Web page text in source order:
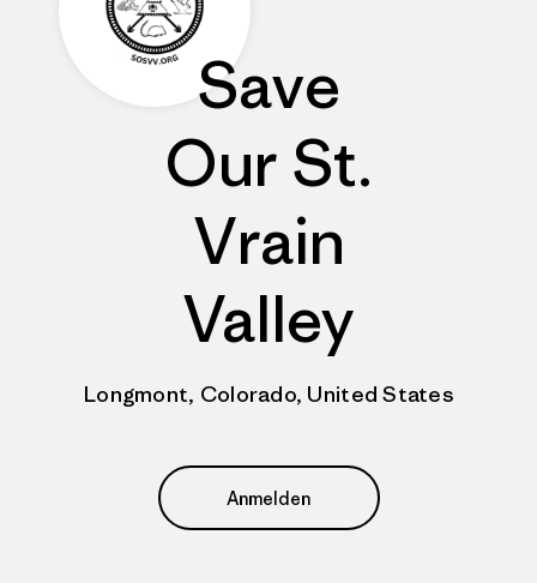
Save
Our St.
Vrain
Valley
Longmont, Colorado, United States
Anmelden